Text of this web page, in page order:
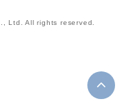
Ltd. All rights reserved.